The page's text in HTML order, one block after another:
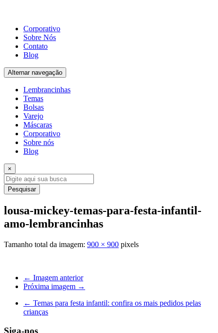
Corporativo
Sobre Nós
Contato
Blog
Alternar navegação
Lembrancinhas
Temas
Bolsas
Varejo
Máscaras
Corporativo
Sobre nós
Blog
×
Pesquisar
lousa-mickey-temas-para-festa-infantil-
amo-lembrancinhas
Tamanho total da imagem: 900 × 900 pixels
← Imagem anterior
Próxima imagem →
← Temas para festa infantil: confira os mais pedidos pelas
crianças
Siga-nos